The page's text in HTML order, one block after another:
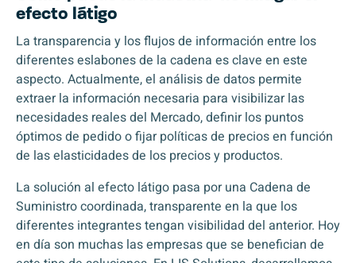
efecto látigo
La transparencia y los flujos de información entre los
diferentes eslabones de la cadena es clave en este
aspecto. Actualmente, el análisis de datos permite
extraer la información necesaria para visibilizar las
necesidades reales del Mercado, definir los puntos
óptimos de pedido o fijar políticas de precios en función
de las elasticidades de los precios y productos.
La solución al efecto látigo pasa por una Cadena de
Suministro coordinada, transparente en la que los
diferentes integrantes tengan visibilidad del anterior. Hoy
en día son muchas las empresas que se benefician de